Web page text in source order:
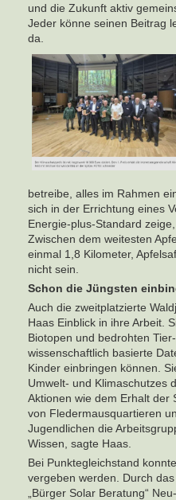
und die Zukunft aktiv
Jeder könne seinen Beitrag
da.
betreibe, alles im Rahmen
sich in der Errichtung eines
Energie-plus-Standard
Zwischen dem weitesten
einmal 1,8 Kilometer,
nicht sein.
Schon die Jüngsten
Auch die zweitplatzierte
Haas Einblick in ihre Arbeit.
Biotopen und bedrohten
wissenschaftlich basierte
Kinder einbringen können.
Umwelt- und Klimaschutzes
Aktionen wie dem Erhalt der
von Fledermausquartieren
Jugendlichen die
Wissen, sagte Haas.
Bei Punktegleichstand
vergeben werden. Durch
„Bürger Solar Beratung“